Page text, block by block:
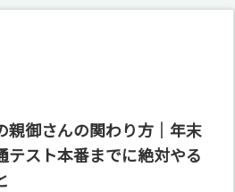
親御さんの関わり方｜年末
テスト本番までに絶対やる